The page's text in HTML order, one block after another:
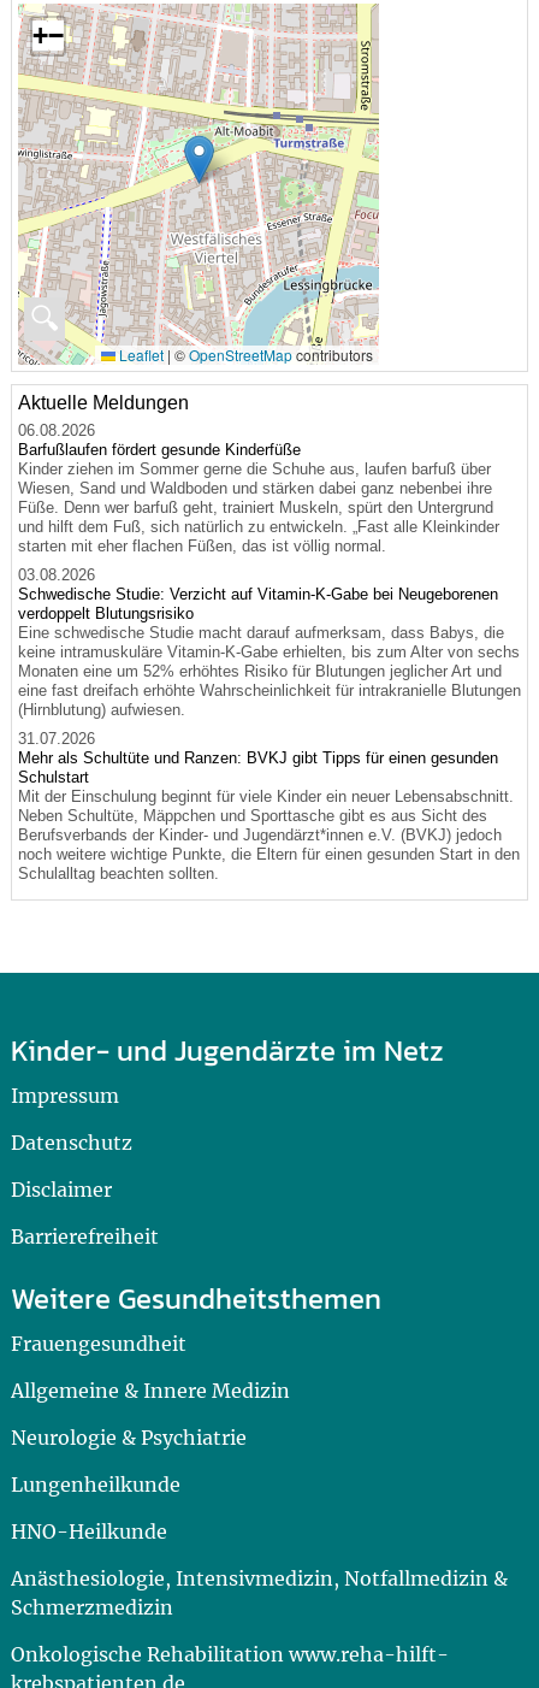
🔍
+−
Leaflet | ©OpenStreetMapcontributors
Aktuelle Meldungen
06.08.2026
Barfußlaufen fördert gesunde Kinderfüße
Kinder ziehen im Sommer gerne die Schuhe aus, laufen barfuß über
Wiesen, Sand und Waldboden und stärken dabei ganz nebenbei ihre
Füße. Denn wer barfuß geht, trainiert Muskeln, spürt den Untergrund
und hilft dem Fuß, sich natürlich zu entwickeln. „Fast alle Kleinkinder
starten mit eher flachen Füßen, das ist völlig normal.
03.08.2026
Schwedische Studie: Verzicht auf Vitamin-K-Gabe bei Neugeborenen
verdoppelt Blutungsrisiko
Eine schwedische Studie macht darauf aufmerksam, dass Babys, die
keine intramuskuläre Vitamin-K-Gabe erhielten, bis zum Alter von sechs
Monaten eine um 52% erhöhtes Risiko für Blutungen jeglicher Art und
eine fast dreifach erhöhte Wahrscheinlichkeit für intrakranielle Blutungen
(Hirnblutung) aufwiesen.
31.07.2026
Mehr als Schultüte und Ranzen: BVKJ gibt Tipps für einen gesunden
Schulstart
Mit der Einschulung beginnt für viele Kinder ein neuer Lebensabschnitt.
Neben Schultüte, Mäppchen und Sporttasche gibt es aus Sicht des
Berufsverbands der Kinder- und Jugendärzt*innen e.V. (BVKJ) jedoch
noch weitere wichtige Punkte, die Eltern für einen gesunden Start in den
Schulalltag beachten sollten.
Kinder- und Jugendärzte im Netz
Impressum
Datenschutz
Disclaimer
Barrierefreiheit
Weitere Gesundheitsthemen
Frauengesundheit
Allgemeine & Innere Medizin
Neurologie & Psychiatrie
Lungenheilkunde
HNO-Heilkunde
Anästhesiologie, Intensivmedizin, Notfallmedizin &
Schmerzmedizin
Onkologische Rehabilitation www.reha-hilft-
krebspatienten.de